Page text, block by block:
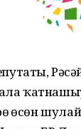
өсөн